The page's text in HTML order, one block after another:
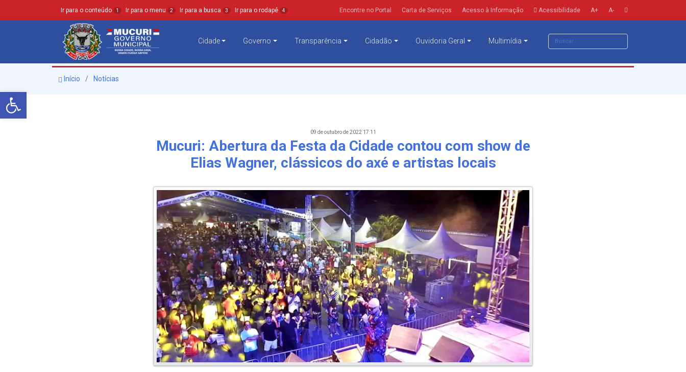
Barra de Ferramentas Aberta
Ir para o conteúdo 1 Ir para o menu 2 Ir para a busca 3 Ir para o rodapé 4 Encontre no Portal Carta de Serviços Acesso à Informação Acessibilidade A+ A-
Cidade Governo Transparência Cidadão Ouvidoria Geral Multimídia
Início Notícias
09 de outubro de 2022 17:11
Mucuri: Abertura da Festa da Cidade contou com show de
Elias Wagner, clássicos do axé e artistas locais